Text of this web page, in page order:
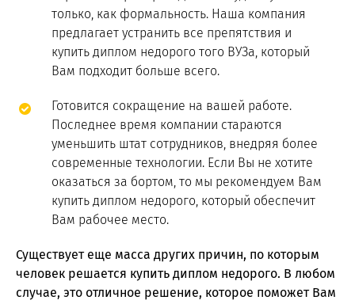
только, как формальность. Наша компания
предлагает устранить все препятствия и
купить диплом недорого того ВУЗа, который
Вам подходит больше всего.
Готовится сокращение на вашей работе.
Последнее время компании стараются
уменьшить штат сотрудников, внедряя более
современные технологии. Если Вы не хотите
оказаться за бортом, то мы рекомендуем Вам
купить диплом недорого, который обеспечит
Вам рабочее место.
Существует еще масса других причин, по которым
человек решается купить диплом недорого. В любом
случае, это отличное решение, которое поможет Вам